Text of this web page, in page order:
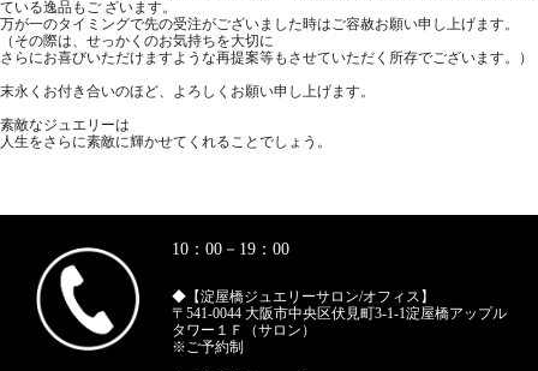
ている逸品もご ざいます。
万が一のタイミングで先の受注がございました時はご容赦お願い申し上げます。
（その際は、せっかくのお気持ちを大切に
さらにお喜びいただけますような再提案等もさせていただく所存でございます。）
末永くお付き合いのほど、よろしくお願い申し上げます。
素敵なジュエリーは
人生をさらに素敵に輝かせてくれることでしょう。
10：00－19：00
◆【淀屋橋ジュエリーサロン/オフィス】
〒541-0044 大阪市中央区伏見町3-1-1淀屋橋アップル
タワー１Ｆ（サロン）
※ご予約制